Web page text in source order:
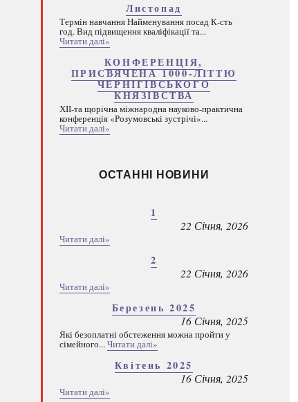
Листопад
Термін навчання Найменування посад К-сть
год. Вид підвищення кваліфікації та...
Читати далі»
КОНФЕРЕНЦІЯ,
ПРИСВЯЧЕНА 1000-ЛІТТЮ
ЧЕРНІГІВСЬКОГО
КНЯЗІВСТВА
ХІІ-та щорічна міжнародна науково-практична
конференція «Розумовські зустрічі»...
Читати далі»
ОСТАННІ НОВИНИ
1
22 Січня, 2026
Читати далі»
2
22 Січня, 2026
Читати далі»
Березень 2025
16 Січня, 2025
Які безоплатні обстеження можна пройти у
сімейного...Читати далі»
Квітень 2025
16 Січня, 2025
Читати далі»